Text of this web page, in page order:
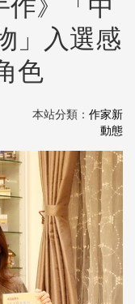
作》「中
」入選感
色
本站分類： 作家新
動態